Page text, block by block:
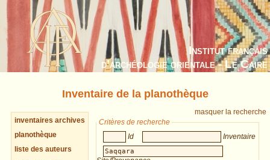
Institut français
d’archéologie orientale - Le Caire
Inventaire de la planothèque
inventaires archives
planothèque
liste des auteurs
masquer la recherche
Critères de recherche
Id
Inventaire